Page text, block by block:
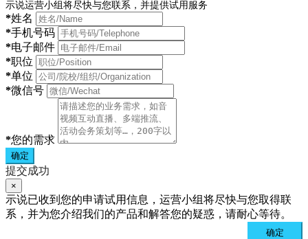
示说运营小组将尽快与您联系，并提供试用服务
*姓名
*手机号码
*电子邮件
*职位
*单位
*微信号
*您的需求
确定
提交成功
×
示说已收到您的申请试用信息，运营小组将尽快与您取得联
系，并为您介绍我们的产品和解答您的疑惑，请耐心等待。
确定